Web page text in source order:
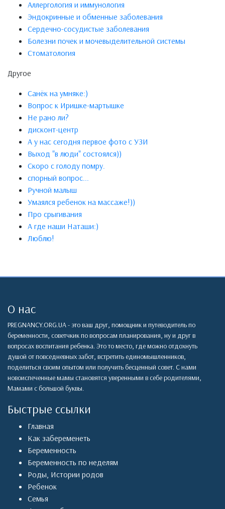
Аллергология и иммунология
Эндокринные и обменные заболевания
Сердечно-сосудистые заболевания
Болезни почек и мочевыделительной системы
Стоматология
Другое
Санёк на умняке:)
Вопрос к Иришке-мартышке
Не рано ли?
дисконт-центр
А у нас сегодня первое фото с УЗИ
Выход "в люди" состоялся))
Скоро с голоду помру.
спорный вопрос...
Ручной малыш
Умаялся ребенок на массаже!))
Про срыгивания
А где наши Наташи:)
Люблю!
О нас
PREGNANCY.ORG.UA - это ваш друг, помощник и путеводитель по
беременности, советчкик по вопросам планирования, ну и друг в
вопросах воспитания ребенка. Это то место, где можно отдохнуть
душой от повседневных забот, встретить единомышленников,
поделиться своим опытом или получить бесценный совет. С нами
новоиспеченные мамы становятся уверенными в себе родителями,
Мамами с большой буквы.
Быстрые ссылки
Главная
Как забеременеть
Беременность
Беременность по неделям
Роды, Истории родов
Ребенок
Семья